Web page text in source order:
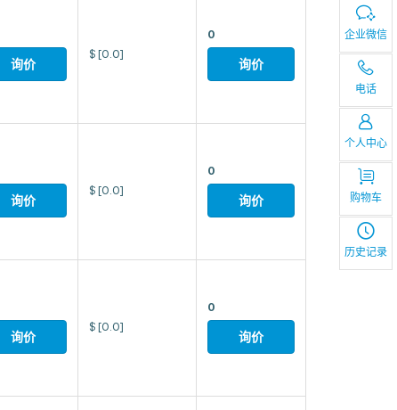
企业微信
电话
个人中心
购物车
历史记录
询价
$ [0.0]
0
询价
询价
$ [0.0]
0
询价
询价
$ [0.0]
0
询价